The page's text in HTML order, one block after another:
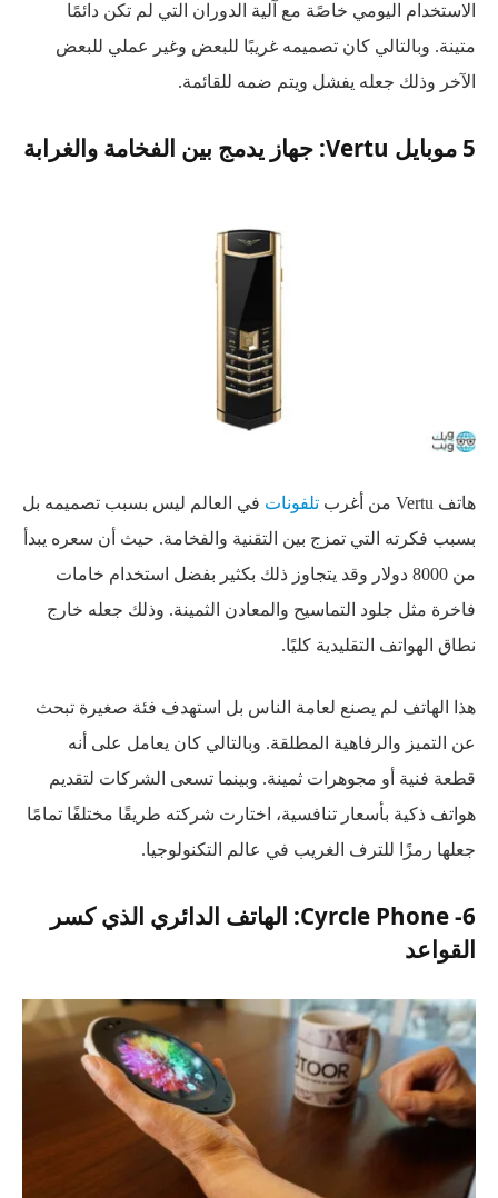
الاستخدام اليومي خاصًة مع آلية الدوران التي لم تكن دائمًا
متينة. وبالتالي كان تصميمه غريبًا للبعض وغير عملي للبعض
الآخر وذلك جعله يفشل ويتم ضمه للقائمة.
5 موبايل Vertu: جهاز يدمج بين الفخامة والغرابة
هاتف Vertu من أغرب تلفونات في العالم ليس بسبب تصميمه بل
بسبب فكرته التي تمزج بين التقنية والفخامة. حيث أن سعره يبدأ
من 8000 دولار وقد يتجاوز ذلك بكثير بفضل استخدام خامات
فاخرة مثل جلود التماسيح والمعادن الثمينة. وذلك جعله خارج
نطاق الهواتف التقليدية كليًا.
هذا الهاتف لم يصنع لعامة الناس بل استهدف فئة صغيرة تبحث
عن التميز والرفاهية المطلقة. وبالتالي كان يعامل على أنه
قطعة فنية أو مجوهرات ثمينة. وبينما تسعى الشركات لتقديم
هواتف ذكية بأسعار تنافسية، اختارت شركته طريقًا مختلفًا تمامًا
جعلها رمزًا للترف الغريب في عالم التكنولوجيا.
6- Cyrcle Phone: الهاتف الدائري الذي كسر
القواعد